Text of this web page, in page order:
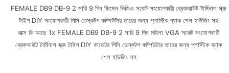
FEMALE DB9 DB-9 2 সারি 9 পিন ফিমেল ভিজিএ সকেট সংযোগকারী ব্রেকআউট টার্মিনাল স্ক্রু
টাইপ DIY সংযোগকারী পিসি ডেস্কটপ কম্পিউটার তারের জন্য প্লাস্টিক ব্যাক শেল হাউজিং সহ
বক্সে কি আছে 1x FEMALE DB9 DB-9 2 সারি 9 পিন মহিলা VGA সকেট সংযোগকারী
ব্রেকআউট টার্মিনাল স্ক্রু টাইপ DIY কানেক্টর পিসি ডেস্কটপ কম্পিউটার তারের জন্য প্লাস্টিক ব্যাক
শেল হাউজিং সহ